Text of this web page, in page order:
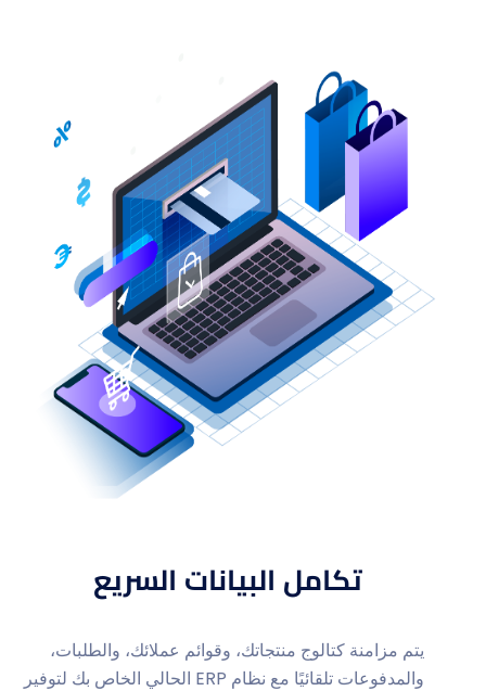
تكامل البيانات السريع
يتم مزامنة كتالوج منتجاتك، وقوائم عملائك، والطلبات،
والمدفوعات تلقائيًا مع نظام ERP الحالي الخاص بك لتوفير